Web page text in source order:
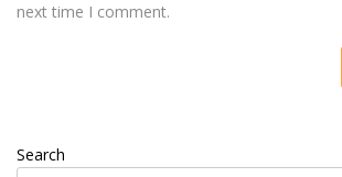
next time I comment.
Search